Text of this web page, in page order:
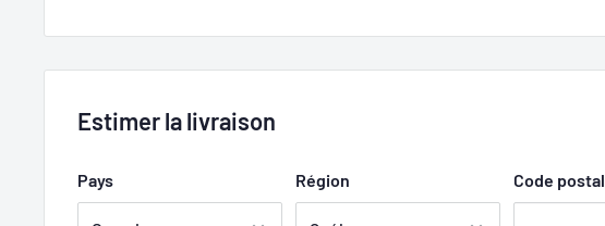
Estimer la livraison
Pays Région Code postal